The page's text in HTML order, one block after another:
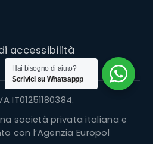
accessibilità
IT01251180384.
società privata italiana e
con l’Agenzia Europol
Hai bisogno di aiuto?
Scrivici su Whatsappp